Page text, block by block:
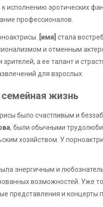
к исполнению эротических
профессионалов.
[имя] стала
и отменным
а ее талант и
для взрослых.
жизнь
было счастливым и
, были обычными
хозяйством. У
энергичным и
возможностей. Уже
представления и концерты